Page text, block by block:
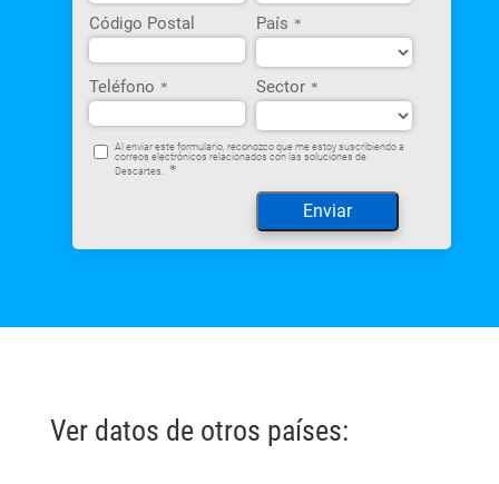
Código Postal País *
Teléfono * Sector *
Al enviar este formulario, reconozco que me estoy suscribiendo a
correos electrónicos relacionados con las soluciones de
Descartes.
*
Ver datos de otros países: